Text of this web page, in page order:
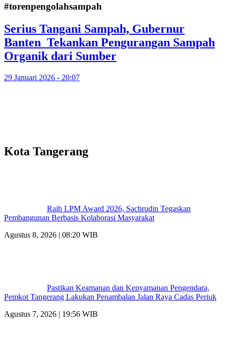
#torenpengolahsampah
Serius Tangani Sampah, Gubernur
Banten Tekankan Pengurangan Sampah
Organik dari Sumber
29 Januari 2026 - 20:07
Kota Tangerang
Raih LPM Award 2026, Sachrudin Tegaskan
Pembangunan Berbasis Kolaborasi Masyarakat
Agustus 8, 2026 | 08:20 WIB
Pastikan Keamanan dan Kenyamanan Pengendara,
Pemkot Tangerang Lakukan Penambalan Jalan Raya Cadas Periuk
Agustus 7, 2026 | 19:56 WIB